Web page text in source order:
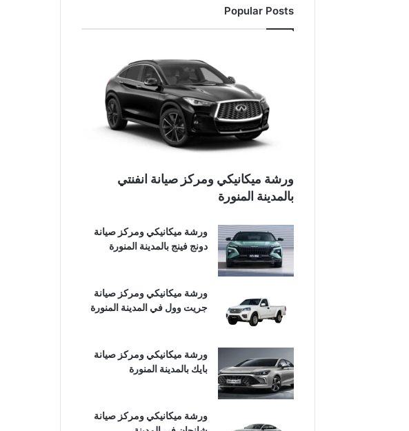
Popular Posts
ورشة ميكانيكي ومركز صيانة انفنتي
بالمدينة المنورة
ورشة ميكانيكي ومركز صيانة
دونج فينج بالمدينة المنورة
ورشة ميكانيكي ومركز صيانة
جريت وول في المدينة المنورة
ورشة ميكانيكي ومركز صيانة
بايك بالمدينة المنورة
ورشة ميكانيكي ومركز صيانة